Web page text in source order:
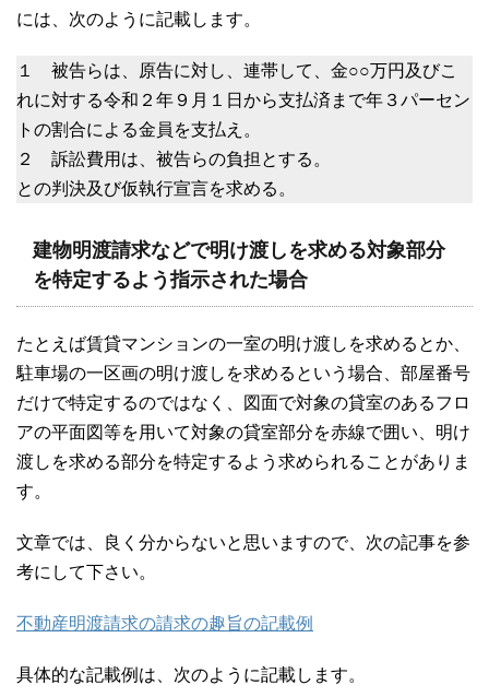
には、次のように記載します。
１ 被告らは、原告に対し、連帯して、金○○万円及びこ
れに対する令和２年９月１日から支払済まで年３パーセン
トの割合による金員を支払え。
２ 訴訟費用は、被告らの負担とする。
との判決及び仮執行宣言を求める。
建物明渡請求などで明け渡しを求める対象部分
を特定するよう指示された場合
たとえば賃貸マンションの一室の明け渡しを求めるとか、
駐車場の一区画の明け渡しを求めるという場合、部屋番号
だけで特定するのではなく、図面で対象の貸室のあるフロ
アの平面図等を用いて対象の貸室部分を赤線で囲い、明け
渡しを求める部分を特定するよう求められることがありま
す。
文章では、良く分からないと思いますので、次の記事を参
考にして下さい。
不動産明渡請求の請求の趣旨の記載例
具体的な記載例は、次のように記載します。